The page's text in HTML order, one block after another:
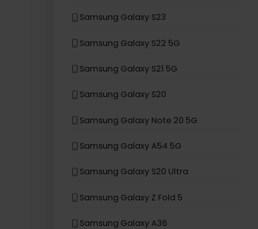
Samsung Galaxy S24
Samsung Galaxy S23
Samsung Galaxy S22 5G
Samsung Galaxy S21 5G
Samsung Galaxy S20
Samsung Galaxy Note 20 5G
Samsung Galaxy A54 5G